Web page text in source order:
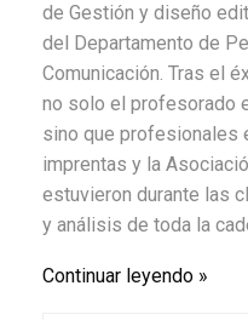
de Gestión y diseño
del Departamento de
Comunicación. Tras el
no solo el profesorado
sino que profesionales
imprentas y la
estuvieron durante las
y análisis de toda la
Continuar leyendo